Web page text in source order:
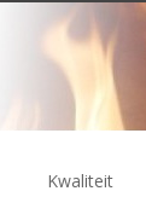
Kwaliteit